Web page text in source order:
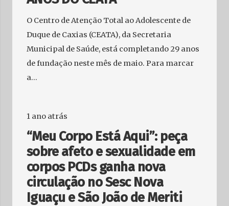
O Centro de Atenção Total ao Adolescente de
Duque de Caxias (CEATA), da Secretaria
Municipal de Saúde, está completando 29 anos
de fundação neste mês de maio. Para marcar
a…
1 ano atrás
“Meu Corpo Está Aqui”: peça
sobre afeto e sexualidade em
corpos PCDs ganha nova
circulação no Sesc Nova
Iguaçu e São João de Meriti